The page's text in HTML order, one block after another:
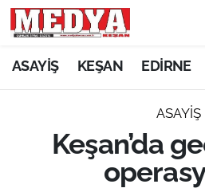
ASAYİŞ KEŞAN EDİRNE
ASAYİŞ
Keşan’da
KEŞAN
ASAYİŞ